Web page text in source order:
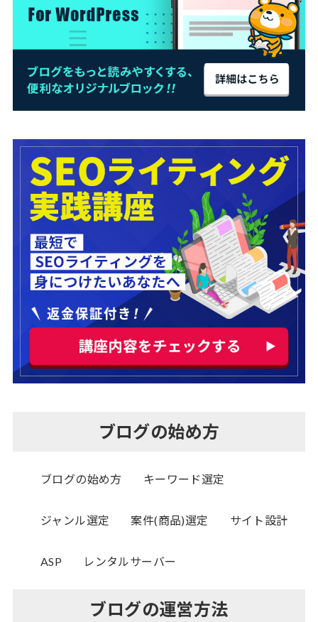
ブログの始め方
ブログの始め方 キーワード選定
ジャンル選定 案件(商品)選定 サイト設計
ASP レンタルサーバー
ブログの運営方法